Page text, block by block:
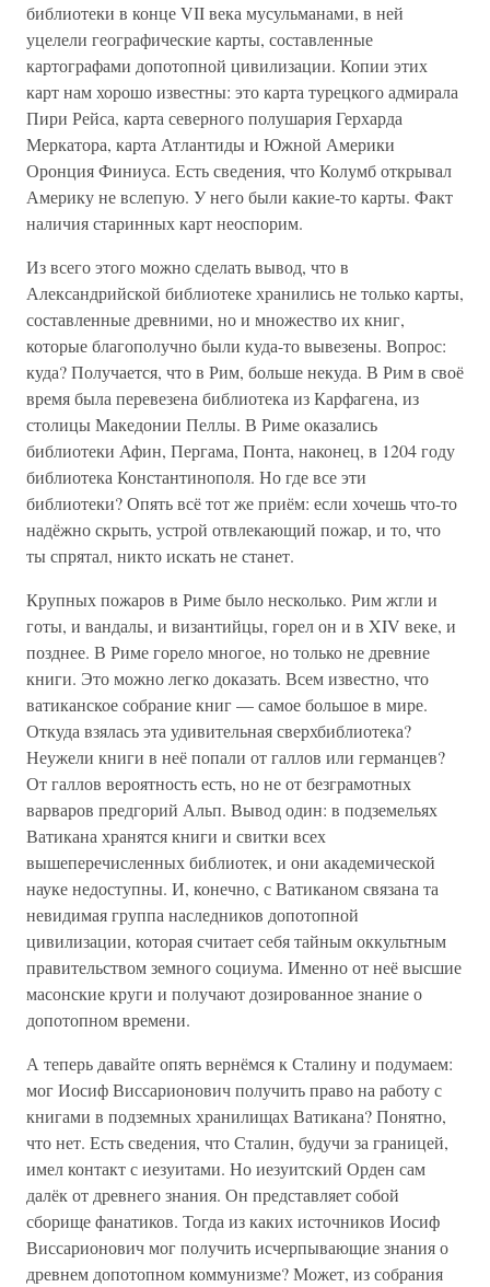
библиотеки в конце VII века мусульманами, в ней
уцелели географические карты, составленные
картографами допотопной цивилизации. Копии этих
карт нам хорошо известны: это карта турецкого адмирала
Пири Рейса, карта северного полушария Герхарда
Меркатора, карта Атлантиды и Южной Америки
Оронция Финиуса. Есть сведения, что Колумб открывал
Америку не вслепую. У него были какие-то карты. Факт
наличия старинных карт неоспорим.
Из всего этого можно сделать вывод, что в
Александрийской библиотеке хранились не только карты,
составленные древними, но и множество их книг,
которые благополучно были куда-то вывезены. Вопрос:
куда? Получается, что в Рим, больше некуда. В Рим в своё
время была перевезена библиотека из Карфагена, из
столицы Македонии Пеллы. В Риме оказались
библиотеки Афин, Пергама, Понта, наконец, в 1204 году
библиотека Константинополя. Но где все эти
библиотеки? Опять всё тот же приём: если хочешь что-то
надёжно скрыть, устрой отвлекающий пожар, и то, что
ты спрятал, никто искать не станет.
Крупных пожаров в Риме было несколько. Рим жгли и
готы, и вандалы, и византийцы, горел он и в XIV веке, и
позднее. В Риме горело многое, но только не древние
книги. Это можно легко доказать. Всем известно, что
ватиканское собрание книг — самое большое в мире.
Откуда взялась эта удивительная сверхбиблиотека?
Неужели книги в неё попали от галлов или германцев?
От галлов вероятность есть, но не от безграмотных
варваров предгорий Альп. Вывод один: в подземельях
Ватикана хранятся книги и свитки всех
вышеперечисленных библиотек, и они академической
науке недоступны. И, конечно, с Ватиканом связана та
невидимая группа наследников допотопной
цивилизации, которая считает себя тайным оккультным
правительством земного социума. Именно от неё высшие
масонские круги и получают дозированное знание о
допотопном времени.
А теперь давайте опять вернёмся к Сталину и подумаем:
мог Иосиф Виссарионович получить право на работу с
книгами в подземных хранилищах Ватикана? Понятно,
что нет. Есть сведения, что Сталин, будучи за границей,
имел контакт с иезуитами. Но иезуитский Орден сам
далёк от древнего знания. Он представляет собой
сборище фанатиков. Тогда из каких источников Иосиф
Виссарионович мог получить исчерпывающие знания о
древнем допотопном коммунизме? Может, из собрания